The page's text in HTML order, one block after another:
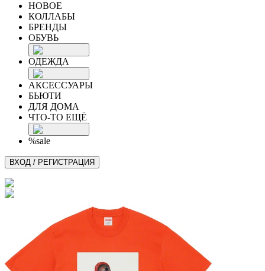
НОВОЕ
КОЛЛАБЫ
БРЕНДЫ
ОБУВЬ
ОДЕЖДА
АКСЕССУАРЫ
БЬЮТИ
ДЛЯ ДОМА
ЧТО-ТО ЕЩЁ
%sale
ВХОД / РЕГИСТРАЦИЯ